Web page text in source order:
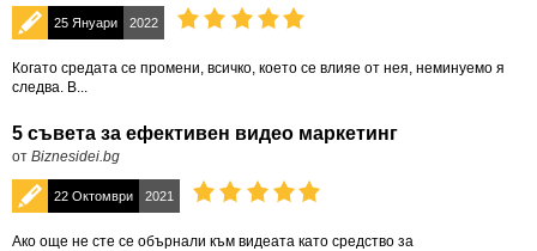
25 Януари 2022
Когато средата се промени, всичко, което се влияе от нея, неминуемо я
следва. В...
5 съвета за ефективен видео маркетинг
от Biznesidei.bg
22 Октомври 2021
Ако още не сте се обърнали към видеата като средство за